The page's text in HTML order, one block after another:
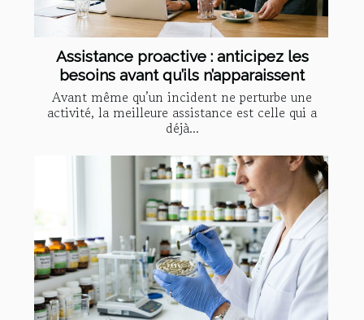
Assistance proactive : anticipez les
besoins avant qu’ils n’apparaissent
Avant même qu’un incident ne perturbe une
activité, la meilleure assistance est celle qui a
déjà...